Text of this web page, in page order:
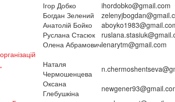
Ігор Добко
ihordobko@gmail.com
Богдан Зелений
Анатолій Бойко
Руслана Стасюк
Олена Абрамовичlenarytm@gmail.com
Наталя
Чермошенцева
Оксана
Глебушкіна